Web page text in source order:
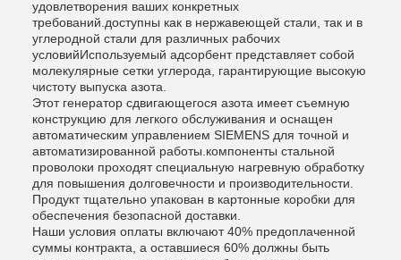
удовлетворения ваших конкретных
требований.доступны как в нержавеющей стали, так и в
углеродной стали для различных рабочих
условийИспользуемый адсорбент представляет собой
молекулярные сетки углерода, гарантирующие высокую
чистоту выпуска азота.
Этот генератор сдвигающегося азота имеет съемную
конструкцию для легкого обслуживания и оснащен
автоматическим управлением SIEMENS для точной и
автоматизированной работы.компоненты стальной
проволоки проходят специальную нагревную обработку
для повышения долговечности и производительности.
Продукт тщательно упакован в картонные коробки для
обеспечения безопасной доставки.
Наши условия оплаты включают 40% предоплаченной
суммы контракта, а оставшиеся 60% должны быть